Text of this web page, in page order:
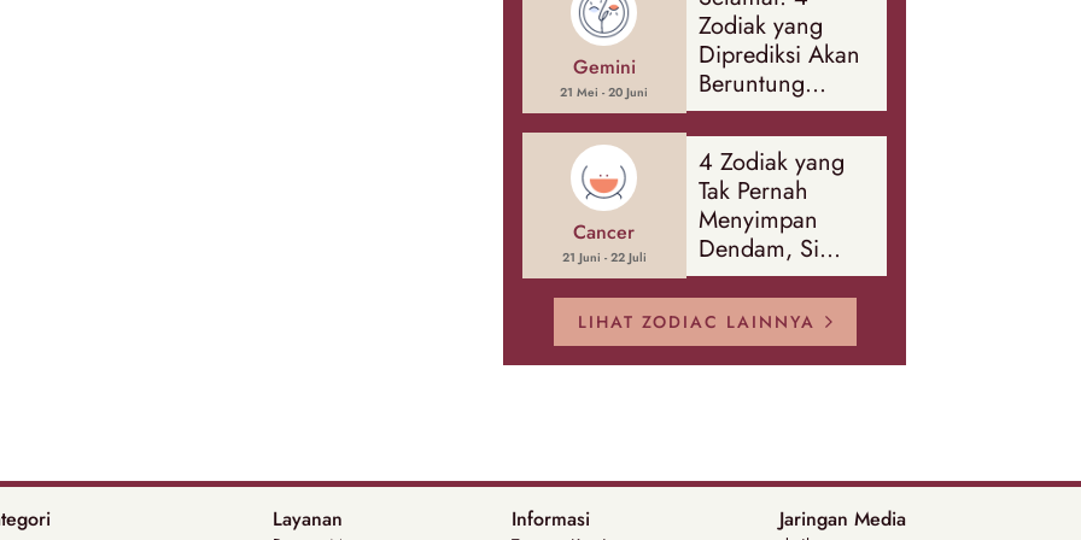
Gemini
21 Mei - 20 Juni
Zodiak yang
Diprediksi Akan
Beruntung
Sepanjang
Agustus 2026
Cancer
21 Juni - 22 Juli
4 Zodiak yang
Tak Pernah
Menyimpan
Dendam, Si
Paling Mudah
Memaafkan!
LIHAT ZODIAC LAINNYA
Layanan Informasi Jaringan Media